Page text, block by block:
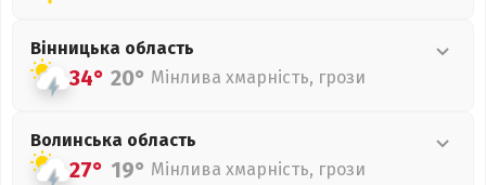
Вінницька область
34° 20° Мінлива хмарність, грози
Волинська область
27° 19° Мінлива хмарність, грози